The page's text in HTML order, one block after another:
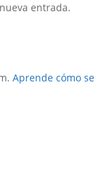
entrada.
Aprende cómo se